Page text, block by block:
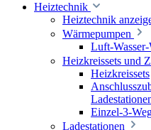
Heiztechnik
Heiztechnik
Wärmepumpen
Luft-
Heizkreissets und
Heizkreissets
Einzel-3-
Ladestationen